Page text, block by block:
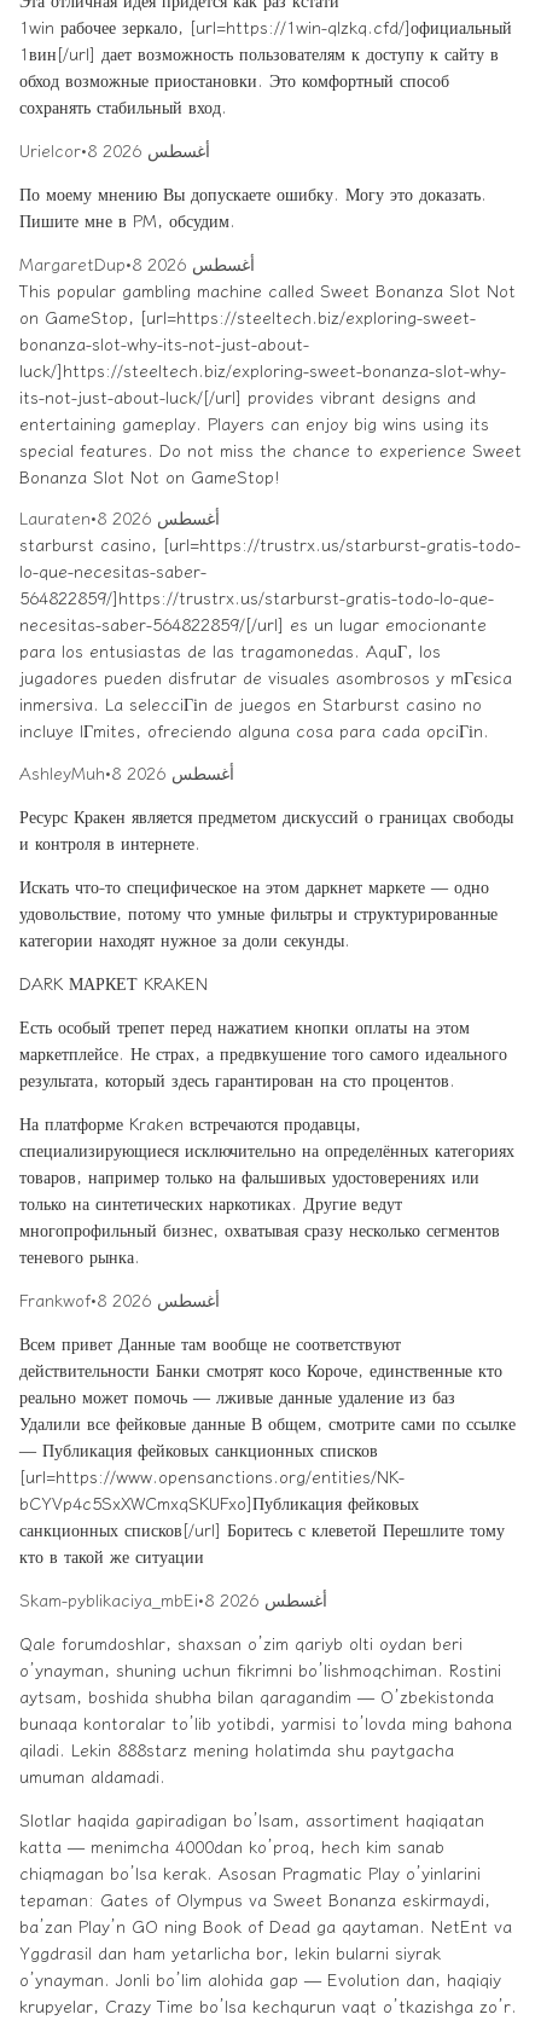
1win рабочее зеркало, [url=https://1win-qlzkq.cfd/]официальный
1вин[/url] дает возможность пользователям к доступу к сайту в
обход возможные приостановки. Это комфортный способ
сохранять стабильный вход.
Urielcor•
8 أغسطس 2026
По моему мнению Вы допускаете ошибку. Могу это доказать.
Пишите мне в PM, обсудим.
MargaretDup•
8 أغسطس 2026
This popular gambling machine called Sweet Bonanza Slot Not
on GameStop, [url=https://steeltech.biz/exploring-sweet-
bonanza-slot-why-its-not-just-about-
luck/]https://steeltech.biz/exploring-sweet-bonanza-slot-why-
its-not-just-about-luck/[/url] provides vibrant designs and
entertaining gameplay. Players can enjoy big wins using its
special features. Do not miss the chance to experience Sweet
Bonanza Slot Not on GameStop!
Lauraten•
8 أغسطس 2026
starburst casino, [url=https://trustrx.us/starburst-gratis-todo-
lo-que-necesitas-saber-
564822859/]https://trustrx.us/starburst-gratis-todo-lo-que-
necesitas-saber-564822859/[/url] es un lugar emocionante
para los entusiastas de las tragamonedas. AquГ­, los
jugadores pueden disfrutar de visuales asombrosos y mГєsica
inmersiva. La selecciГіn de juegos en Starburst casino no
incluye lГ­mites, ofreciendo alguna cosa para cada opciГіn.
AshleyMuh•
8 أغسطس 2026
Ресурс Кракен является предметом дискуссий о границах свободы
и контроля в интернете.
Искать что-то специфическое на этом даркнет маркете — одно
удовольствие, потому что умные фильтры и структурированные
категории находят нужное за доли секунды.
DARK МАРКЕТ KRAKEN
Есть особый трепет перед нажатием кнопки оплаты на этом
маркетплейсе. Не страх, а предвкушение того самого идеального
результата, который здесь гарантирован на сто процентов.
На платформе Kraken встречаются продавцы,
специализирующиеся исключительно на определённых категориях
товаров, например только на фальшивых удостоверениях или
только на синтетических наркотиках. Другие ведут
многопрофильный бизнес, охватывая сразу несколько сегментов
теневого рынка.
Frankwof•
8 أغسطس 2026
Всем привет Данные там вообще не соответствуют
действительности Банки смотрят косо Короче, единственные кто
реально может помочь — лживые данные удаление из баз
Удалили все фейковые данные В общем, смотрите сами по ссылке
— Публикация фейковых санкционных списков
[url=https://www.opensanctions.org/entities/NK-
bCYVp4c5SxXWCmxqSKUFxo]Публикация фейковых
санкционных списков[/url] Боритесь с клеветой Перешлите тому
кто в такой же ситуации
Skam-pyblikaciya_mbEi•
8 أغسطس 2026
Qale forumdoshlar, shaxsan o’zim qariyb olti oydan beri
o’ynayman, shuning uchun fikrimni bo’lishmoqchiman. Rostini
aytsam, boshida shubha bilan qaragandim — O’zbekistonda
bunaqa kontoralar to’lib yotibdi, yarmisi to’lovda ming bahona
qiladi. Lekin 888starz mening holatimda shu paytgacha
umuman aldamadi.
Slotlar haqida gapiradigan bo’lsam, assortiment haqiqatan
katta — menimcha 4000dan ko’proq, hech kim sanab
chiqmagan bo’lsa kerak. Asosan Pragmatic Play o’yinlarini
tepaman: Gates of Olympus va Sweet Bonanza eskirmaydi,
ba’zan Play’n GO ning Book of Dead ga qaytaman. NetEnt va
Yggdrasil dan ham yetarlicha bor, lekin bularni siyrak
o’ynayman. Jonli bo’lim alohida gap — Evolution dan, haqiqiy
krupyelar, Crazy Time bo’lsa kechqurun vaqt o’tkazishga zo’r.